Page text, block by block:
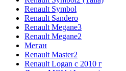
Renault Symbol
Renault Sandero
Renault Megane3
Renault Megane2
Меган
Renault Master2
Renault Logan c 2010 г